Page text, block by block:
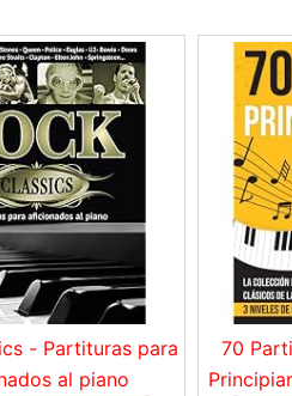
- Partituras para
al piano
70